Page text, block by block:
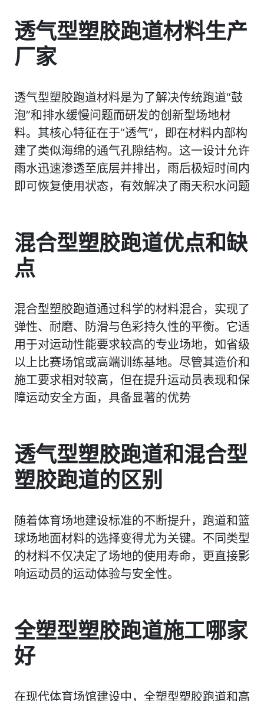
透气型塑胶跑道材料生产
厂家
透气型塑胶跑道材料是为了解决传统跑道“鼓
泡”和排水缓慢问题而研发的创新型场地材
料。其核心特征在于‍“透气”‍，即在材料内部构
建了类似海绵的通气孔隙结构。这一设计允许
雨水迅速渗透至底层并排出，雨后极短时间内
即可恢复使用状态，有效解决了雨天积水问题
混合型塑胶跑道优点和缺
点
混合型塑胶跑道通过科学的材料混合，实现了
弹性、耐磨、防滑与色彩持久性的平衡。它适
用于对运动性能要求较高的专业场地，如省级
以上比赛场馆或高端训练基地。尽管其造价和
施工要求相对较高，但在提升运动员表现和保
障运动安全方面，具备显著的优势
透气型塑胶跑道和混合型
塑胶跑道的区别
随着体育场地建设标准的不断提升，跑道和篮
球场地面材料的选择变得尤为关键。不同类型
的材料不仅决定了场地的使用寿命，更直接影
响运动员的运动体验与安全性。
全塑型塑胶跑道施工哪家
好
在现代体育场馆建设中，全塑型塑胶跑道和高